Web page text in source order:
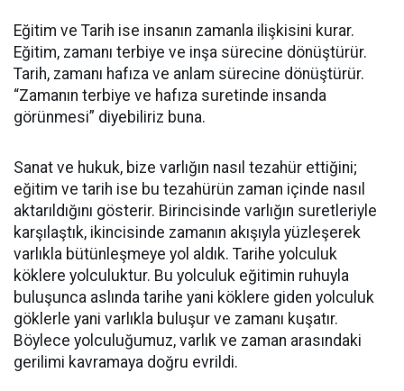
Eğitim ve Tarih ise insanın zamanla ilişkisini kurar.
Eğitim, zamanı terbiye ve inşa sürecine dönüştürür.
Tarih, zamanı hafıza ve anlam sürecine dönüştürür.
“Zamanın terbiye ve hafıza suretinde insanda
görünmesi” diyebiliriz buna.
Sanat ve hukuk, bize varlığın nasıl tezahür ettiğini;
eğitim ve tarih ise bu tezahürün zaman içinde nasıl
aktarıldığını gösterir. Birincisinde varlığın suretleriyle
karşılaştık, ikincisinde zamanın akışıyla yüzleşerek
varlıkla bütünleşmeye yol aldık. Tarihe yolculuk
köklere yolculuktur. Bu yolculuk eğitimin ruhuyla
buluşunca aslında tarihe yani köklere giden yolculuk
göklerle yani varlıkla buluşur ve zamanı kuşatır.
Böylece yolculuğumuz, varlık ve zaman arasındaki
gerilimi kavramaya doğru evrildi.